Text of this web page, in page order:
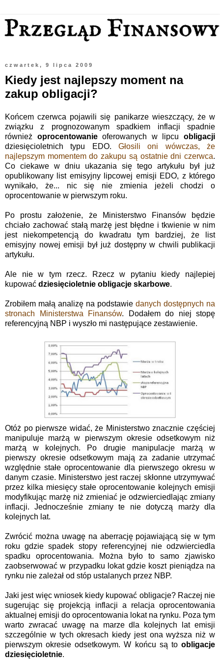
czwartek, 9 lipca 2009
Kiedy jest najlepszy moment na
zakup obligacji?
Końcem czerwca pojawili się panikarze wieszczący, że w
związku z prognozowanym spadkiem inflacji spadnie
również oprocentowanieoferowanych w lipcuobligacji
dziesięcioletnich typu EDO. Głosili oni wówczas, że
najlepszym momentem do zakupu są ostatnie dni czerwca.
Co ciekawe w dniu ukazania się tego artykułu był już
opublikowany list emisyjny lipcowej emisji EDO, z którego
wynikało, że... nic się nie zmienia jeżeli chodzi o
oprocentowanie w pierwszym roku.
Po prostu założenie, że Ministerstwo Finansów będzie
chciało zachować stałą marżę jest błędne i tkwienie w nim
jest niekompetencją do kwadratu tym bardziej, że list
emisyjny nowej emisji był już dostępny w chwili publikacji
artykułu.
Ale nie w tym rzecz. Rzecz w pytaniu kiedy najlepiej
kupować dziesięcioletnie obligacje skarbowe.
Zrobiłem małą analizę na podstawie danych dostępnych na
stronach Ministerstwa Finansów. Dodałem do niej stopę
referencyjną NBP i wyszło mi następujące zestawienie.
Otóż po pierwsze widać, że Ministerstwo znacznie częściej
manipuluje marżą w pierwszym okresie odsetkowym niż
marżą w kolejnych. Po drugie manipulacje marżą w
pierwszy okresie odsetkowym mają za zadanie utrzymać
względnie stałe oprocentowanie dla pierwszego okresu w
danym czasie. Ministerstwo jest raczej skłonne utrzymywać
przez kilka miesięcy stałe oprocentowanie kolejnych emisji
modyfikując marżę niż zmieniać je odzwierciedlając zmiany
inflacji. Jednocześnie zmiany te nie dotyczą marży dla
kolejnych lat.
Zwrócić można uwagę na aberrację pojawiającą się w tym
roku gdzie spadek stopy referencyjnej nie odzwierciedla
spadku oprocentowania. Można było to samo zjawisko
zaobserwować w przypadku lokat gdzie koszt pieniądza na
rynku nie zależał od stóp ustalanych przez NBP.
Jaki jest więc wniosek kiedy kupować obligacje? Raczej nie
sugerując się projekcją inflacji a relacja oprocentowania
aktualnej emisji do oprocentowania lokat na rynku. Poza tym
warto zwracać uwagę na marze dla kolejnych lat emisji
szczególnie w tych okresach kiedy jest ona wyższa niż w
pierwszym okresie odsetkowym. W końcu są to obligacje
dziesięcioletnie.